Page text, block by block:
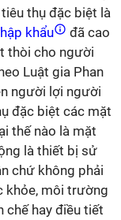
thụ đặc biệt là
khẩu
đã cao
thòi cho người
Luật gia Phan
người lợi người
đặc biệt các mặt
thế nào là mặt
là thiết bị sử
chứ không phải
khỏe, môi trường
chế hay điều tiết